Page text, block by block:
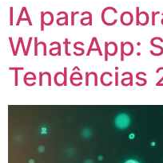
IA para
WhatsApp:
Tendências